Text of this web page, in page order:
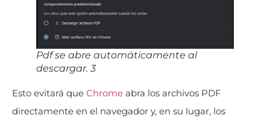
Pdf se abre automáticamente al
descargar. 3
Esto evitará que Chrome abra los archivos PDF
directamente en el navegador y, en su lugar, los